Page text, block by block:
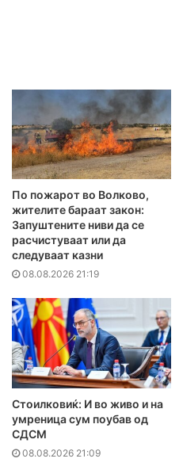
По пожарот во Волково,
жителите бараат закон:
Запуштените ниви да се
расчистуваат или да
следуваат казни
08.08.2026 21:19
Стоилковиќ: И во живо и на
умреница сум поубав од
СДСМ
08.08.2026 21:09